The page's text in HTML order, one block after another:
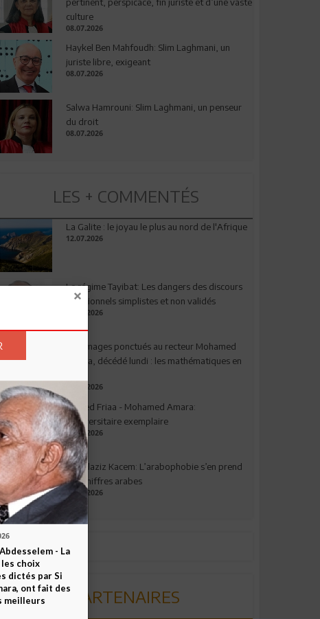
culture
08.07.2026
Haykel Ben Mahfoudh: Slim Laghmani, un
juriste libre, exigeant
08.07.2026
Salwa Hamrouni: Slim Laghmani, un penseur
du droit
08.07.2026
LES + COMMENTÉS
La Galite : le joyau le plus au nord de l'Afrique
12.07.2026
Le régime Tayibat: Les dangers des discours
nutritionnels simplistes et non validés
09.07.2026
Hommages ponctués au recteur Mohamed
Amara, décédé lundi : les mathématiques en
03.08.2026
Ahmed Friaa - Mohamed Amara:
l’Universitaire exemplaire
04.08.2026
Abdelaziz Kacem: L’arabophobie s’en prend
aux chiffres arabes
09.07.2026
PARTENAIRES
- La
choix
dictés par Si
ont fait des
meilleurs